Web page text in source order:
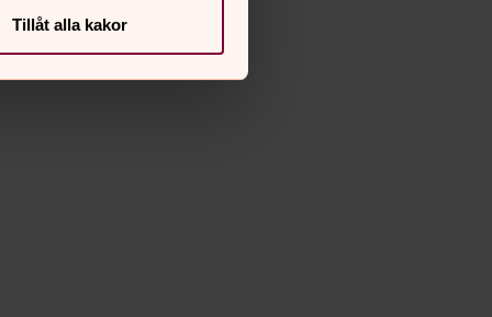
Tillåt alla kakor